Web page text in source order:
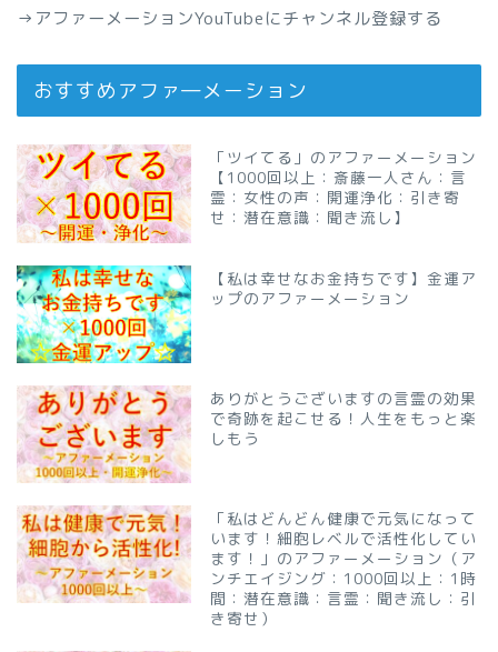
→ アファーメーションYouTubeにチャンネル登録する
おすすめアファ―メーション
「ツイてる」のアファーメーション
【1000回以上：斎藤一人さん：言
霊：女性の声：開運浄化：引き寄
せ：潜在意識：聞き流し】
【私は幸せなお金持ちです】金運ア
ップのアファーメーション
ありがとうございますの言霊の効果
で奇跡を起こせる！人生をもっと楽
しもう
「私はどんどん健康で元気になって
います！細胞レベルで活性化してい
ます！」のアファーメーション（ア
ンチエイジング：1000回以上：1時
間：潜在意識：言霊：聞き流し：引
き寄せ）